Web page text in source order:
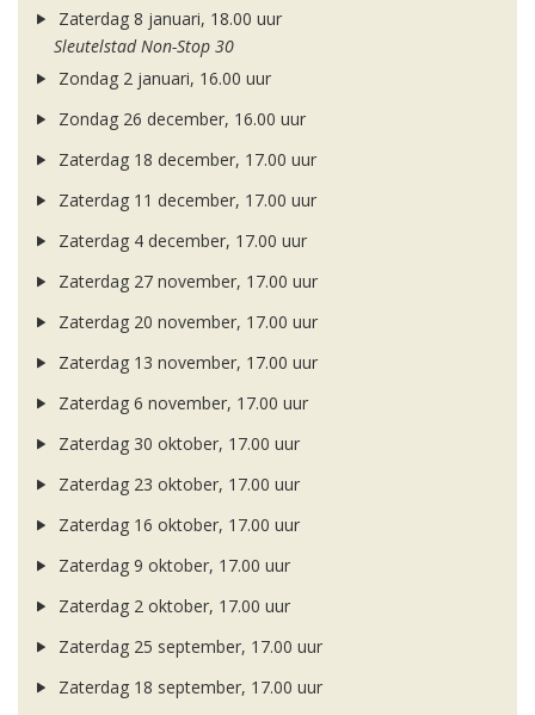
Zaterdag 8 januari, 18.00 uur
Sleutelstad Non-Stop 30
Zondag 2 januari, 16.00 uur
Zondag 26 december, 16.00 uur
Zaterdag 18 december, 17.00 uur
Zaterdag 11 december, 17.00 uur
Zaterdag 4 december, 17.00 uur
Zaterdag 27 november, 17.00 uur
Zaterdag 20 november, 17.00 uur
Zaterdag 13 november, 17.00 uur
Zaterdag 6 november, 17.00 uur
Zaterdag 30 oktober, 17.00 uur
Zaterdag 23 oktober, 17.00 uur
Zaterdag 16 oktober, 17.00 uur
Zaterdag 9 oktober, 17.00 uur
Zaterdag 2 oktober, 17.00 uur
Zaterdag 25 september, 17.00 uur
Zaterdag 18 september, 17.00 uur